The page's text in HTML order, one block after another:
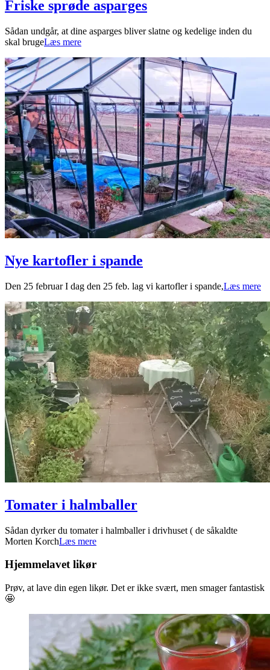
Friske sprøde asparges
2022-
06-
Sådan undgår, at dine asparges bliver slatne og kedelige inden du
skal brugeLæs mere
Nye kartofler i spande
2022-
25
Den 25 februar I dag den 25 feb. lag vi kartofler i spande,Læs mere
Tomater i halmballer
2021-
04-
Sådan dyrker du tomater i halmballer i drivhuset ( de såkaldte
Morten KorchLæs mere
Hjemmelavet likør
Prøv, at lave din egen likør. Det er ikke svært, men smager fantastisk
🤩